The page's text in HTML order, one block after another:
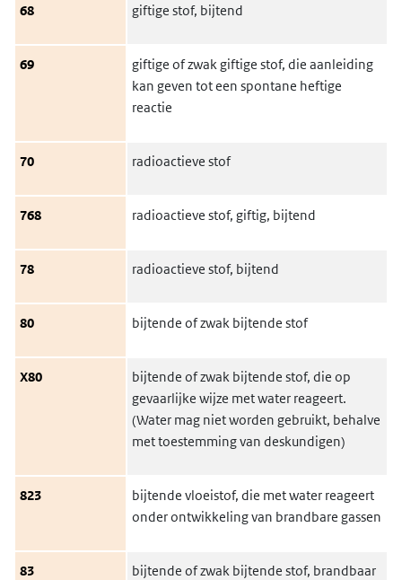
68 giftige stof, bijtend
69
giftige of zwak giftige stof, die aanleiding
kan geven tot een spontane heftige
reactie
70 radioactieve stof
768 radioactieve stof, giftig, bijtend
78 radioactieve stof, bijtend
80 bijtende of zwak bijtende stof
X80
bijtende of zwak bijtende stof, die op
gevaarlijke wijze met water reageert.
(Water mag niet worden gebruikt, behalve
met toestemming van deskundigen)
823
bijtende vloeistof, die met water reageert
onder ontwikkeling van brandbare gassen
83
bijtende of zwak bijtende stof, brandbaar